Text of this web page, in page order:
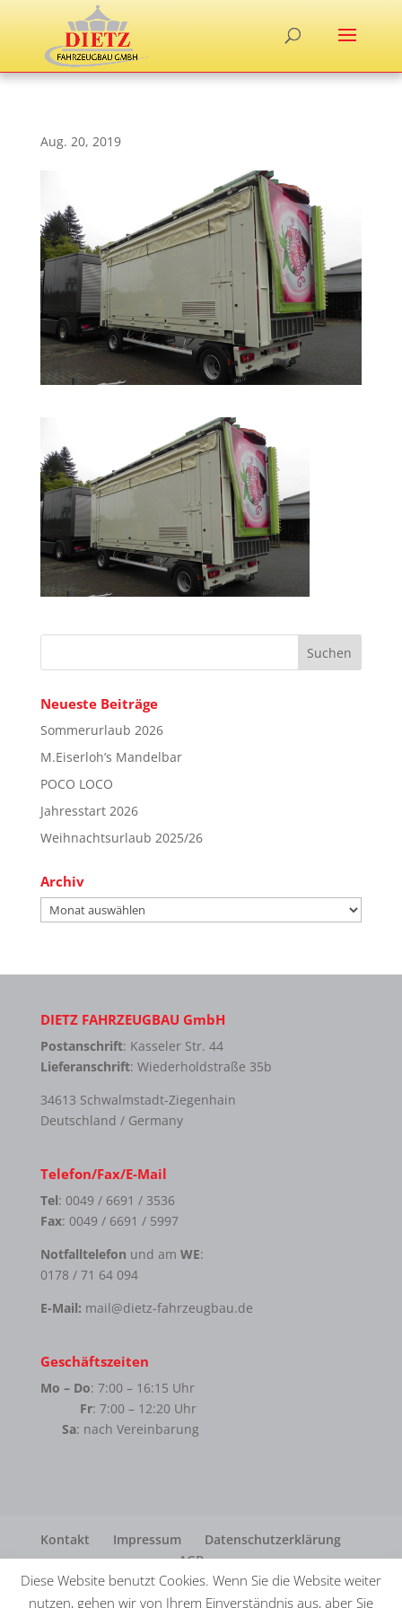
Aug. 20, 2019
Neueste Beiträge
Sommerurlaub 2026
M.Eiserloh’s Mandelbar
POCO LOCO
Jahresstart 2026
Weihnachtsurlaub 2025/26
Archiv
Archiv
DIETZ FAHRZEUGBAU GmbH
Postanschrift: Kasseler Str. 44
Lieferanschrift: Wiederholdstraße 35b
34613 Schwalmstadt-Ziegenhain
Deutschland / Germany
Telefon/Fax/E-Mail
Tel: 0049 / 6691 / 3536
Fax: 0049 / 6691 / 5997
Notfalltelefon und am WE:
0178 / 71 64 094
E-Mail: mail@dietz-fahrzeugbau.de
Geschäftszeiten
Mo – Do: 7:00 – 16:15 Uhr
Fr: 7:00 – 12:20 Uhr
Sa: nach Vereinbarung
Kontakt Impressum
Datenschutzerklärung
AGB
Diese Website benutzt Cookies. Wenn Sie die Website weiter
nutzen, gehen wir von Ihrem Einverständnis aus, aber Sie